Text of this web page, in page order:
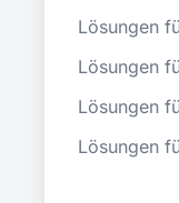
Lösungen
Lösungen
Lösungen
Lösungen